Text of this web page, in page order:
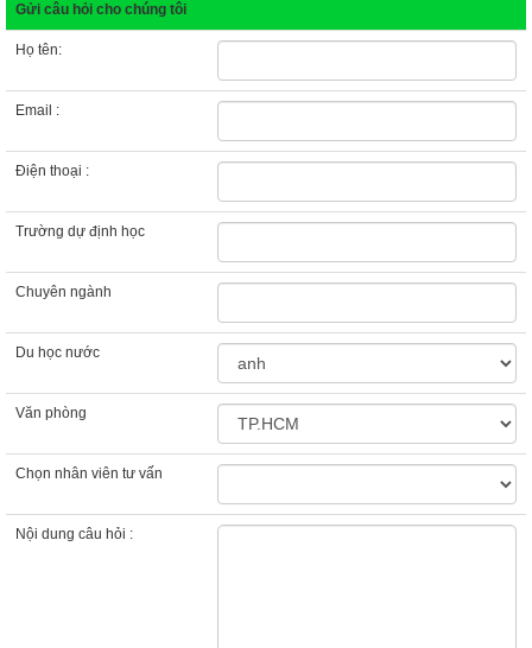
Gửi câu hỏi cho chúng tôi
Họ tên:
Email :
Điện thoại :
Trường dự định học
Chuyên ngành
Du học nước
Văn phòng
Chọn nhân viên tư vấn
Nội dung câu hỏi :